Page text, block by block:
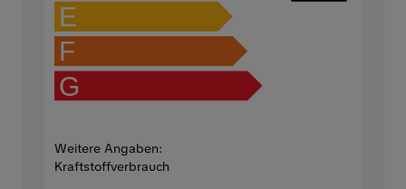
E
F
G
Weitere Angaben:
Kraftstoffverbrauch